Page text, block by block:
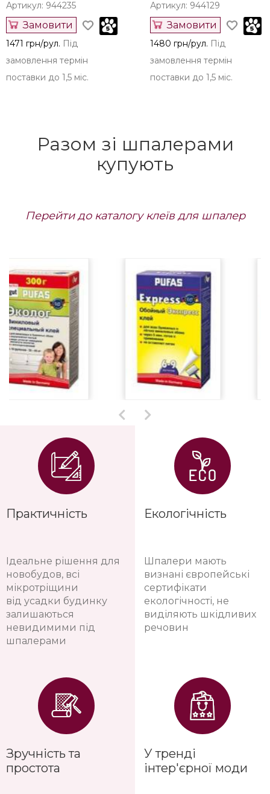
Артикул: 944235
Замовити
1471 грн/рул. Під
замовлення термін
поставки до 1,5 міс.
Артикул: 944129
Замовити
1480 грн/рул. Під
замовлення термін
поставки до 1,5 міс.
Разом зі шпалерами
купують
Перейти до каталогу клеїв для шпалер
Практичність
Ідеальне рішення для
новобудов, всі
мікротріщини
від усадки будинку
залишаються
невидимими під
шпалерами
Зручність та
простота
Екологічність
Шпалери мають
визнані європейські
сертифікати
екологічності, не
виділяють шкідливих
речовин
У тренді
інтер'єрної моди